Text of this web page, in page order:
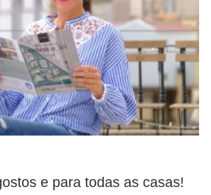
e para todas as casas!